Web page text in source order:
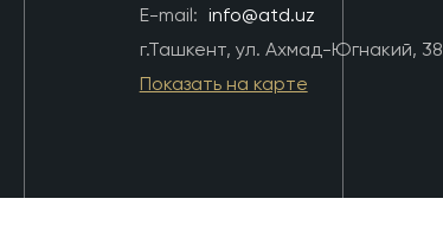
E-mail: info@atd.uz
г.Ташкент, ул. Ахмад-Югнакий, 38
Показать на карте